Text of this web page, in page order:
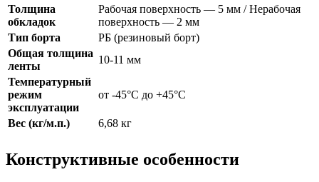
Толщина
обкладок
Рабочая поверхность — 5 мм / Нерабочая
поверхность — 2 мм
Тип борта
РБ (резиновый борт)
Общая толщина
ленты
10-11 мм
Температурный
режим
эксплуатации
от -45°C до +45°C
Вес (кг/м.п.) 6,68 кг
Конструктивные особенности